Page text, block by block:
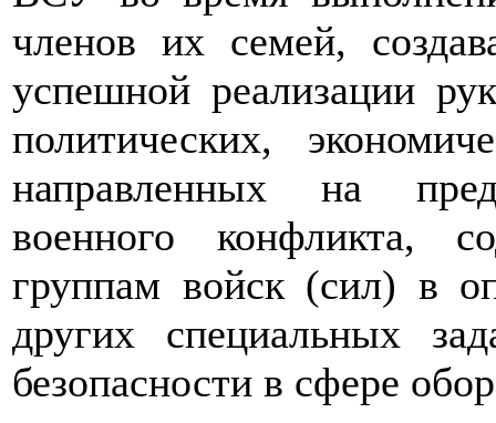
членов их семей,
успешной реализации
политических,
направленных на
военного конфликта,
группам войск (сил) в
других специальных
безопасности в сфере